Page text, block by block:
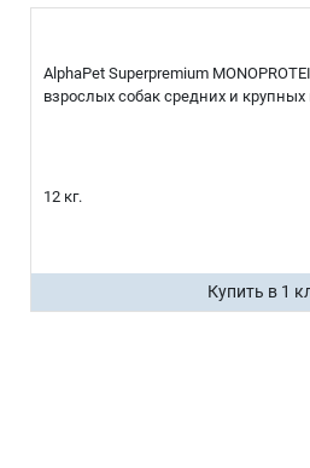
AlphaPet Superpremium
взрослых собак средних и
12 кг.
Купить в 1